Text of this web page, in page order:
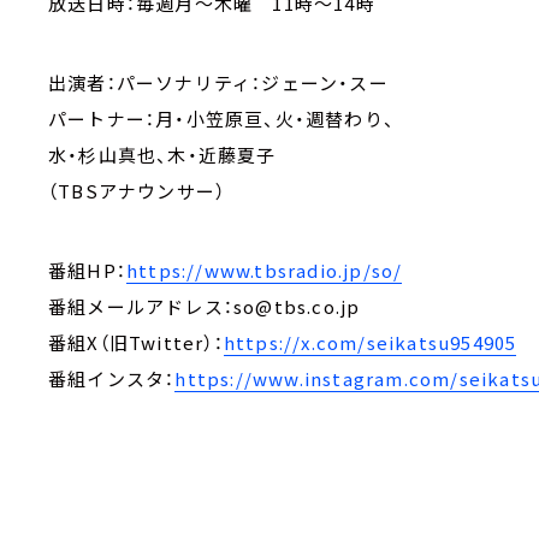
出演者：パーソナリティ：ジェーン・スー
パートナー：月・小笠原亘、火・週替わり、
水・杉山真也、木・近藤夏子
（TBSアナウンサー）
番組HP：https://www.tbsradio.jp/so/
番組メールアドレス：so@tbs.co.jp
番組X（旧Twitter）：https://x.com/seikatsu954905
番組インスタ：https://www.instagram.com/